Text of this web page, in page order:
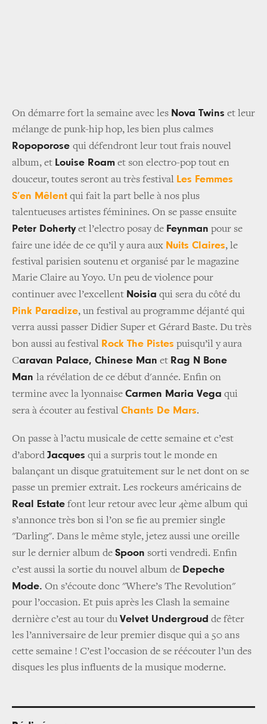
On démarre fort la semaine avec les Nova Twins et leur
mélange de punk-hip hop, les bien plus calmes
Ropoporose qui défendront leur tout frais nouvel
album, et Louise Roam et son electro-pop tout en
douceur, toutes seront au très festival Les Femmes
S’en Mêlent qui fait la part belle à nos plus
talentueuses artistes féminines. On se passe ensuite
Peter Dohertyet l’electro posay de Feynman pour se
faire une idée de ce qu’il y aura aux Nuits Claires, le
festival parisien soutenu et organisé par le magazine
Marie Claire au Yoyo. Un peu de violence pour
continuer avec l’excellent Noisia qui sera du côté du
Pink Paradize, un festival au programme déjanté qui
verra aussi passer Didier Super et Gérard Baste. Du très
bon aussi au festival Rock The Pistes puisqu’il y aura
Caravan Palace, Chinese Man et Rag N Bone
Man la révélation de ce début d'année. Enfin on
termine avec la lyonnaise Carmen Maria Vega qui
sera à écouter au festival Chants De Mars.
On passe à l’actu musicale de cette semaine et c’est
d’abord Jacques qui a surpris tout le monde en
balançant un disque gratuitement sur le net dont on se
passe un premier extrait. Les rockeurs américains de
Real Estate font leur retour avec leur 4ème album qui
s’annonce très bon si l’on se fie au premier single
"Darling". Dans le même style, jetez aussi une oreille
sur le dernier album de Spoon sorti vendredi. Enfin
c’est aussi la sortie du nouvel album de Depeche
Mode. On s’écoute donc "Where’s The Revolution"
pour l’occasion. Et puis après les Clash la semaine
dernière c’est au tour du Velvet Undergroud de fêter
les l’anniversaire de leur premier disque qui a 50 ans
cette semaine ! C’est l’occasion de se réécouter l’un des
disques les plus influents de la musique moderne.